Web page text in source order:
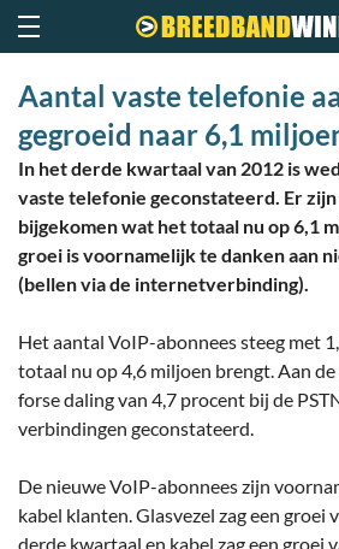
Aantal vaste telefonie
gegroeid naar 6,1
In het derde kwartaal van 2012 is
vaste telefonie geconstateerd. Er
bijgekomen wat het totaal nu op 6,1
groei is voornamelijk te danken aan
(bellen via de internetverbinding).
Het aantal VoIP-abonnees steeg met
totaal nu op 4,6 miljoen brengt. Aan de
forse daling van 4,7 procent bij de
verbindingen geconstateerd.
De nieuwe VoIP-abonnees zijn
kabel klanten. Glasvezel zag een groei
derde kwartaal en kabel zag een groei